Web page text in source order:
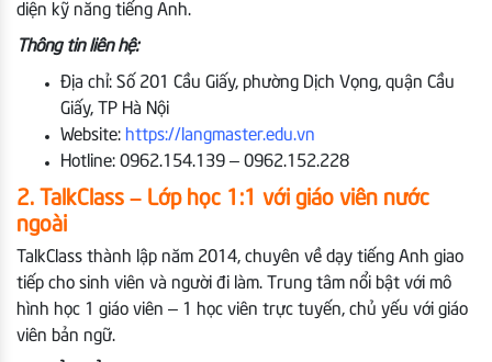
diện kỹ năng tiếng Anh.
Thông tin liên hệ:
Địa chỉ: Số 201 Cầu Giấy, phường Dịch Vọng, quận Cầu
Giấy, TP Hà Nội
Website: https://langmaster.edu.vn
Hotline: 0962.154.139 – 0962.152.228
2. TalkClass – Lớp học 1:1 với giáo viên nước
ngoài
TalkClass thành lập năm 2014, chuyên về dạy tiếng Anh giao
tiếp cho sinh viên và người đi làm. Trung tâm nổi bật với mô
hình học 1 giáo viên – 1 học viên trực tuyến, chủ yếu với giáo
viên bản ngữ.